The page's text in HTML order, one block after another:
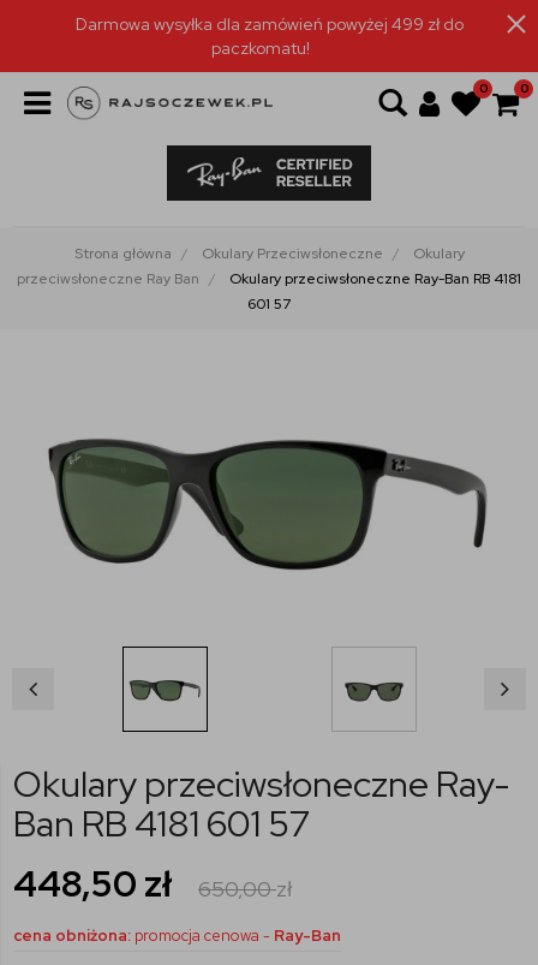
Darmowa wysyłka dla zamówień powyżej 499 zł do
paczkomatu!
0 0
Strona główna Okulary Przeciwsłoneczne
Okulary
przeciwsłoneczne Ray Ban
Okulary przeciwsłoneczne Ray-Ban RB 4181
601 57
Okulary przeciwsłoneczne Ray-
Ban RB 4181 601 57
448,50 zł 650,00zł
cena obniżona: promocja cenowa - Ray-Ban